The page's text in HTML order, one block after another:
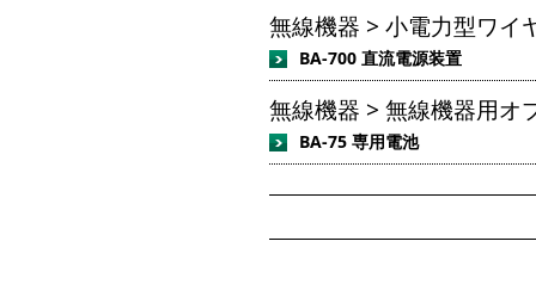
無線機器 > 小電力型ワイ
BA-700 直流電源装置
無線機器 > 無線機器用オ
BA-75 専用電池